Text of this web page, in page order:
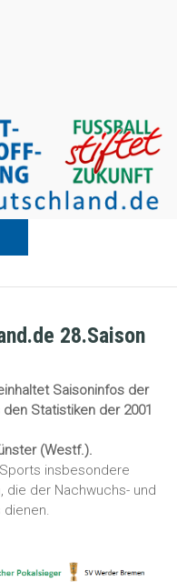
28.Saison
Saisoninfos der
den Statistiken der 2001
(Westf.).
insbesondere
die der Nachwuchs- und